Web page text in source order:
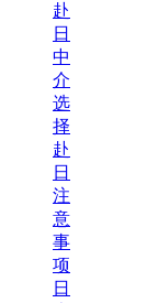
赴
日
中
介
选
择
赴
日
注
意
事
项
日